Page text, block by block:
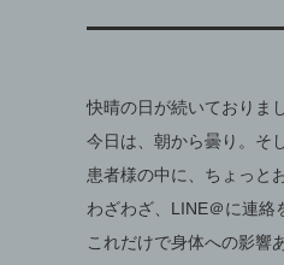
快晴の日が続いておりま
今日は、朝から曇り。そ
患者様の中に、ちょっと
わざわざ、LINE＠に連絡
これだけで身体への影響